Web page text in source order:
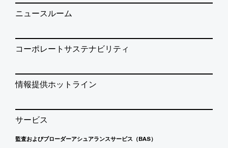
ニュースルーム
コーポレートサステナビリティ
情報提供ホットライン
サービス
監査およびブローダーアシュアランスサービス（BAS）